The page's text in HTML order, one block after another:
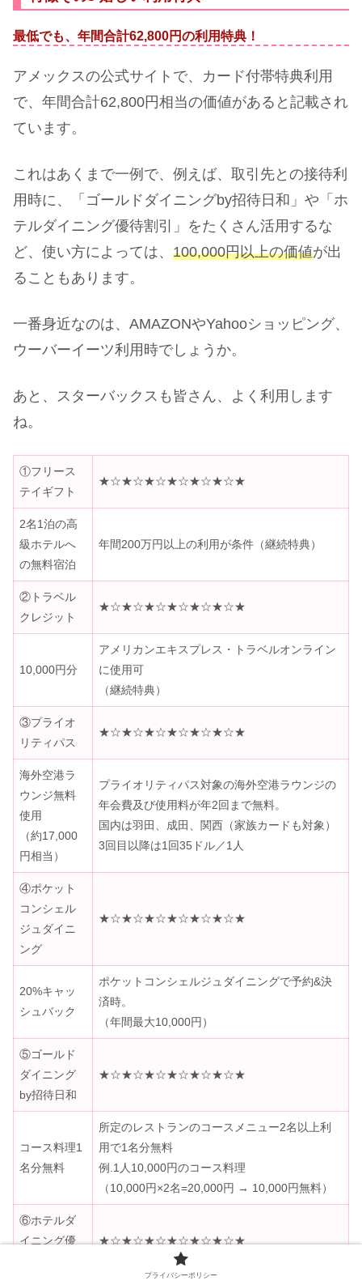
最低でも、年間合計62,800円の利用特典！
アメックスの公式サイトで、カード付帯特典利用
で、年間合計62,800円相当の価値があると記載され
ています。
これはあくまで一例で、例えば、取引先との接待利
用時に、「ゴールドダイニングby招待日和」や「ホ
テルダイニング優待割引」をたくさん活用するな
ど、使い方によっては、 100,000円以上の価値が出
ることもあります。
一番身近なのは、AMAZONやYahooショッピング、
ウーバーイーツ利用時でしょうか。
あと、スターバックスも皆さん、よく利用します
ね。
①フリース
テイギフト
★☆★☆★☆★☆★☆★☆★
2名1泊の高
級ホテルへ
の無料宿泊
年間200万円以上の利用が条件（継続特典）
②トラベル
クレジット
★☆★☆★☆★☆★☆★☆★
10,000円分
アメリカンエキスプレス・トラベルオンライン
に使用可
（継続特典）
③プライオ
リティパス
★☆★☆★☆★☆★☆★☆★
海外空港ラ
ウンジ無料
使用
（約17,000
円相当）
プライオリティパス対象の海外空港ラウンジの
年会費及び使用料が年2回まで無料。
国内は羽田、成田、関西（家族カードも対象）
3回目以降は1回35ドル／1人
④ポケット
コンシェル
ジュダイニ
ング
★☆★☆★☆★☆★☆★☆★
20%キャッ
シュバック
ポケットコンシェルジュダイニングで予約&決
済時。
（年間最大10,000円）
⑤ゴールド
ダイニング
by招待日和
★☆★☆★☆★☆★☆★☆★
コース料理1
名分無料
所定のレストランのコースメニュー2名以上利
用で1名分無料
例.1人10,000円のコース料理
（10,000円×2名=20,000円 → 10,000円無料）
⑥ホテルダ
イニング優
★☆★☆★☆★☆★☆★☆★
プライバシーポリシー